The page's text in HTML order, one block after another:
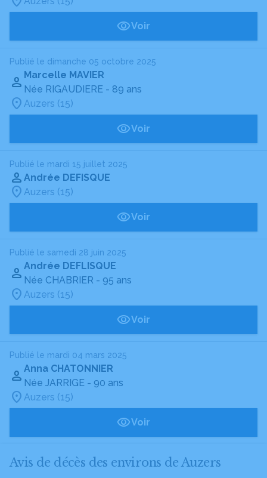
Voir
Publié le dimanche 05 octobre 2025
Marcelle MAVIER
Née RIGAUDIERE - 89 ans
Auzers (15)
Voir
Publié le mardi 15 juillet 2025
Andrée DEFISQUE
Auzers (15)
Voir
Publié le samedi 28 juin 2025
Andrée DEFLISQUE
Née CHABRIER - 95 ans
Auzers (15)
Voir
Publié le mardi 04 mars 2025
Anna CHATONNIER
Née JARRIGE - 90 ans
Auzers (15)
Voir
Avis de décès des environs de Auzers